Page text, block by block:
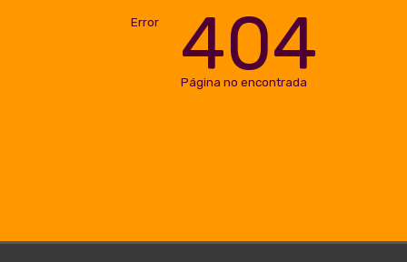
Error 404
Página no encontrada